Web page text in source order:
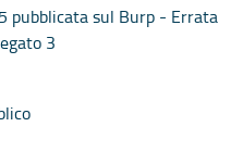
pubblicata sul Burp - Errata
3